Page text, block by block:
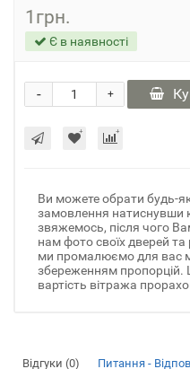
1грн.
Є в наявності
+
-
Ви можете обрати будь-
замовлення натиснувши
звяжемось, після чого
нам фото своїх дверей та
ми промалюємо для вас
збереженням пропорцій.
вартість вітража
Відгуки (0) Питання -